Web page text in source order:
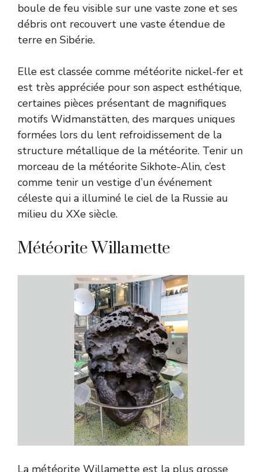
boule de feu visible sur une vaste zone et ses
débris ont recouvert une vaste étendue de
terre en Sibérie.
Elle est classée comme météorite nickel-fer et
est très appréciée pour son aspect esthétique,
certaines pièces présentant de magnifiques
motifs Widmanstätten, des marques uniques
formées lors du lent refroidissement de la
structure métallique de la météorite. Tenir un
morceau de la météorite Sikhote-Alin, c’est
comme tenir un vestige d’un événement
céleste qui a illuminé le ciel de la Russie au
milieu du XXe siècle.
Météorite Willamette
La météorite Willamette est la plus grosse